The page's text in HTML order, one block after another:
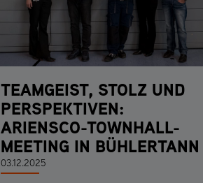
TEAMGEIST, STOLZ UND
PERSPEKTIVEN:
ARIENSCO-TOWNHALL-
MEETING IN BÜHLERTANN
03.12.2025